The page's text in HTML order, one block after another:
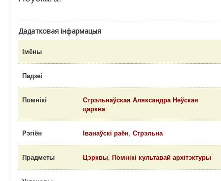
Дадатковая інфармацыя
Імёны
Падзеі
Помнікі
Стрэльнаўская Аляксандра Неўская
царква
Рэгіён Іванаўскі раён,Стрэльна
Прадметы Цэрквы,Помнікі культавай архітэктуры